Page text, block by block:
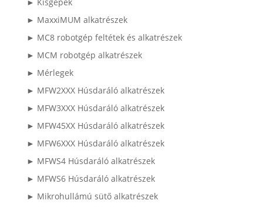
► MaxxiMUM alkatrészek
► MC8 robotgép feltétek és alkatrészek
► MCM robotgép alkatrészek
► Mérlegek
► MFW2XXX Húsdaráló alkatrészek
► MFW3XXX Húsdaráló alkatrészek
► MFW45XX Húsdaráló alkatrészek
► MFW6XXX Húsdaráló alkatrészek
► MFWS4 Húsdaráló alkatrészek
► MFWS6 Húsdaráló alkatrészek
► Mikrohullámú sütő alkatrészek